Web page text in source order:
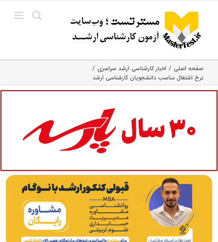
content
صفحه اصلی
اخبار کارشناسی ارشد سراسری
نرخ اشتغال مناسب دانشجویان کارشناسی ارشد